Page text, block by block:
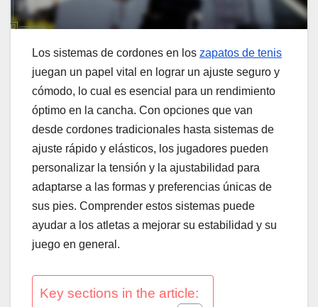
Los sistemas de cordones en los zapatos de tenis
juegan un papel vital en lograr un ajuste seguro y
cómodo, lo cual es esencial para un rendimiento
óptimo en la cancha. Con opciones que van
desde cordones tradicionales hasta sistemas de
ajuste rápido y elásticos, los jugadores pueden
personalizar la tensión y la ajustabilidad para
adaptarse a las formas y preferencias únicas de
sus pies. Comprender estos sistemas puede
ayudar a los atletas a mejorar su estabilidad y su
juego en general.
Key sections in the article: